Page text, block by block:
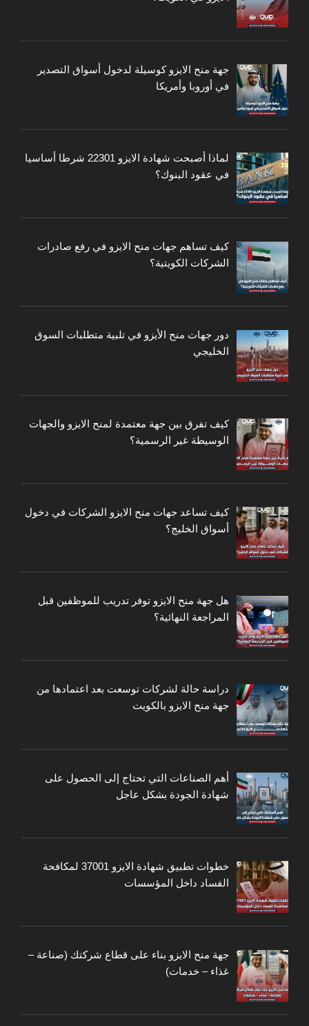
جهة منح الايزو كوسيلة لدخول أسواق التصدير
في أوروبا وأمريكا
لماذا أصبحت شهادة الايزو 22301 شرطا أساسيا
في عقود البنوك؟
كيف تساهم جهات منح الايزو في رفع صادرات
الشركات الكويتية؟
دور جهات منح الأيزو في تلبية متطلبات السوق
الخليجي
كيف تفرق بين جهة معتمدة لمنح الايزو والجهات
الوسيطة غير الرسمية؟
كيف تساعد جهات منح الايزو الشركات في دخول
أسواق الخليج؟
هل جهة منح الايزو توفر تدريب للموظفين قبل
المراجعة النهائية؟
دراسة حالة لشركات توسعت بعد اعتمادها من
جهة منح الايزو بالكويت
أهم الصناعات التي تحتاج إلى الحصول على
شهادة الجودة بشكل عاجل
خطوات تطبيق شهادة الايزو 37001 لمكافحة
الفساد داخل المؤسسات
جهة منح الايزو بناء على قطاع شركتك (صناعة –
غذاء – خدمات)